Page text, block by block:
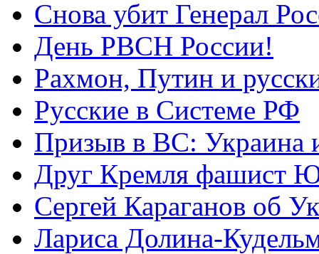
Снова убит Генерал
День РВСН России!
Рахмон, Путин и
Русские в Системе РФ
Призыв в ВС: Украина
Друг Кремля фашист
Сергей Караганов об
Лариса Долина-